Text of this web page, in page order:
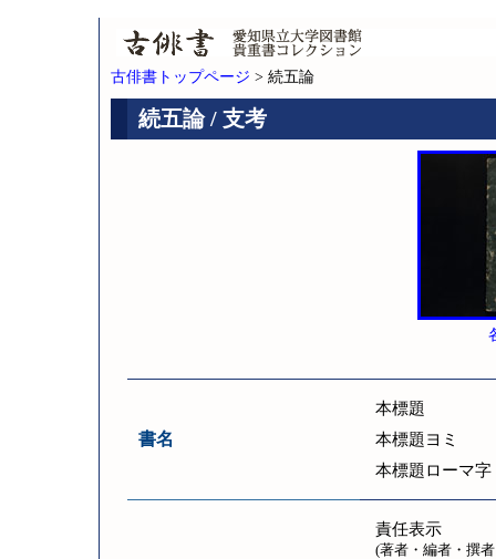
古俳書トップページ > 続五論
続五論 / 支考
書名
本標題
本標題ヨミ
本標題ローマ字
責任表示
(著者・編者・撰